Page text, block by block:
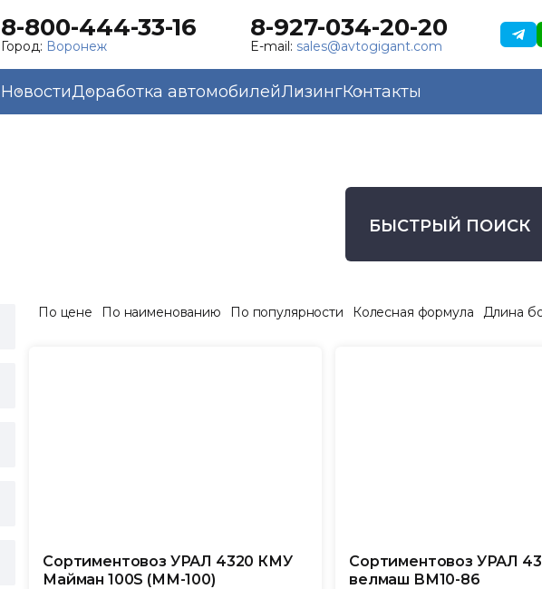
8-800-444-33-16
Город: Воронеж
8-927-034-20-20
E-mail: sales@avtogigant.com
НовостиДоработка автомобилейЛизингКонтакты
БЫСТРЫЙ ПОИСК
По цене По наименованию По популярности Колесная формула Длина
Сортиментовоз УРАЛ 4320 КМУ
Майман 100S (ММ-100)
Сортиментовоз УРАЛ
велмаш ВМ10-86